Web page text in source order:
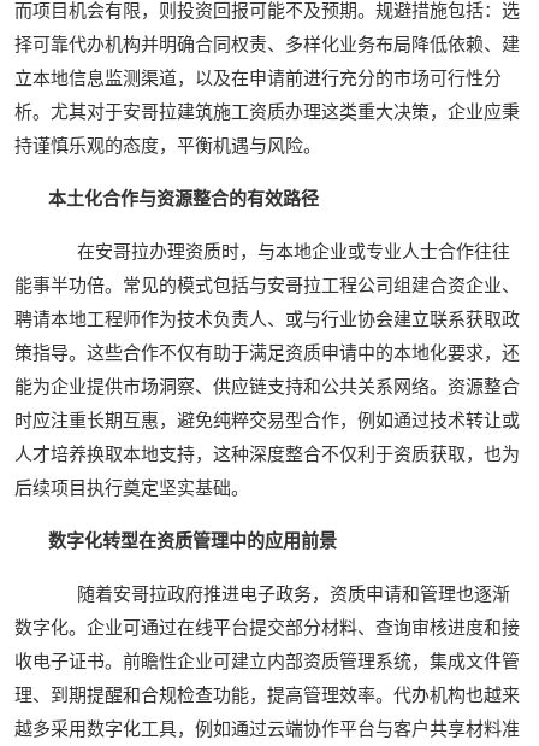
而项目机会有限，则投资回报可能不及预期。规避措施包括：选
择可靠代办机构并明确合同权责、多样化业务布局降低依赖、建
立本地信息监测渠道，以及在申请前进行充分的市场可行性分
析。尤其对于安哥拉建筑施工资质办理这类重大决策，企业应秉
持谨慎乐观的态度，平衡机遇与风险。
本土化合作与资源整合的有效路径
在安哥拉办理资质时，与本地企业或专业人士合作往往
能事半功倍。常见的模式包括与安哥拉工程公司组建合资企业、
聘请本地工程师作为技术负责人、或与行业协会建立联系获取政
策指导。这些合作不仅有助于满足资质申请中的本地化要求，还
能为企业提供市场洞察、供应链支持和公共关系网络。资源整合
时应注重长期互惠，避免纯粹交易型合作，例如通过技术转让或
人才培养换取本地支持，这种深度整合不仅利于资质获取，也为
后续项目执行奠定坚实基础。
数字化转型在资质管理中的应用前景
随着安哥拉政府推进电子政务，资质申请和管理也逐渐
数字化。企业可通过在线平台提交部分材料、查询审核进度和接
收电子证书。前瞻性企业可建立内部资质管理系统，集成文件管
理、到期提醒和合规检查功能，提高管理效率。代办机构也越来
越多采用数字化工具，例如通过云端协作平台与客户共享材料准